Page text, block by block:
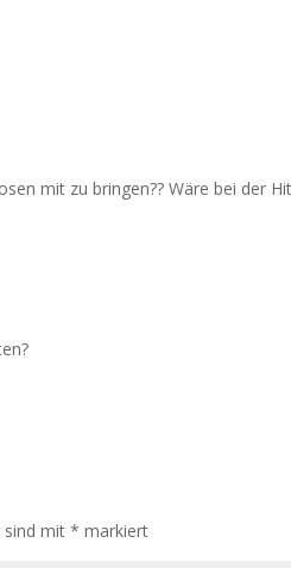
mit zu bringen?? Wäre bei der
sind mit* markiert